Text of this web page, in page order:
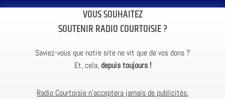
VOUS SOUHAITEZ
SOUTENIR RADIO COURTOISIE ?
Saviez-vous que notre site ne vit que de vos dons ?
Et, cela, depuis toujours !
Radio Courtoisie n’acceptera jamais de publicités.